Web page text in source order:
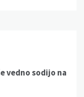
vedno sodijo na